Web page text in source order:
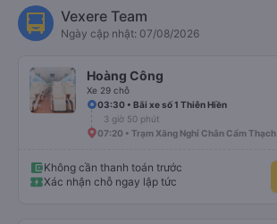
Vexere Team
Ngày cập nhật: 07/08/2026
Hoàng Công
Xe 29 chỗ
03:30 • Bãi xe số 1 Thiên Hiền
3 giờ 50 phút
07:20 • Trạm Xăng Nghỉ Chân Cẩm Thạch
Không cần thanh toán trước
Xác nhận chỗ ngay lập tức